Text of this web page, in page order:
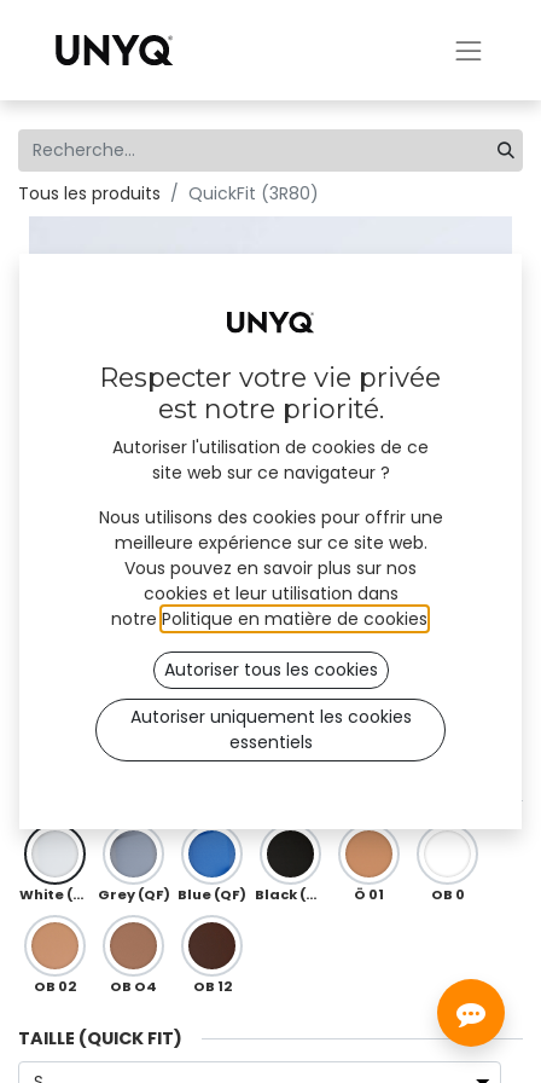
Tous les produits QuickFit (3R80)
QuickFit (3R80)
White (QF) Grey (QF) Blue (QF) Black (QF) Ö 01 OB 0
OB 02 OB O4 OB 12
TAILLE (QUICK FIT)
Respecter votre vie privée
est notre priorité.
Autoriser l'utilisation de cookies de ce
site web sur ce navigateur ?
Nous utilisons des cookies pour offrir une
meilleure expérience sur ce site web.
Vous pouvez en savoir plus sur nos
cookies et leur utilisation dans
notre Politique en matière de cookies
Autoriser tous les cookies
Autoriser uniquement les cookies
essentiels